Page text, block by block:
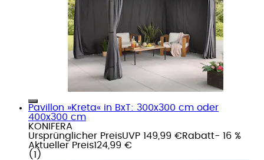
Pavillon »Kreta« in BxT: 300x300 cm oder
400x300 cm
KONIFERA
Ursprünglicher PreisUVP 149,99 €Rabatt- 16 %
Aktueller Preis124,99 €
( 1 )